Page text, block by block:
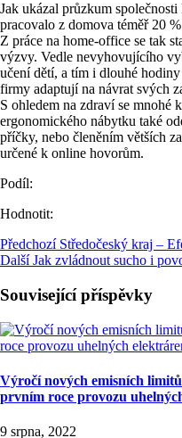
Jak ukázal průzkum
pracovalo z domova téměř 20
Z práce na home-office se tak
výzvy. Vedle nevyhovujícího
učení dětí, a tím i dlouhé hodiny
firmy adaptují na návrat svých
S ohledem na zdraví se mnohé
ergonomického nábytku také
příčky, nebo členěním větších
určené k online hovorům.
Podíl:
Hodnotit:
Předchozí Středočeský kraj –
Další Jak zvládnout sucho i
Související příspěvky
Výročí nových emisních
prvním roce provozu
9 srpna, 2022